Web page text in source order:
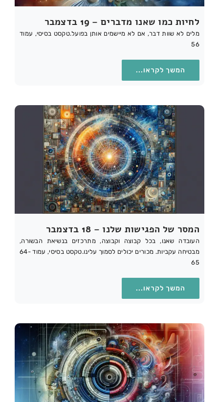
לחיות כמו שאנו מדברים – 19 בדצמבר
מלים לא שוות דבר, אם לא מיישמים אותן בפועל.טקסט בסיסי, עמוד
56
המשך לקראו...
המסר של הפגישות שלנו – 18 בדצמבר
העובדה שאנו, בכל קבוצה וקבוצה, מתרכזים בנשיאת הבשורה,
מבטיחה עקביות. מכורים יכולים לסמוך עלינו.טקסט בסיסי, עמוד 64-
65
המשך לקראו...